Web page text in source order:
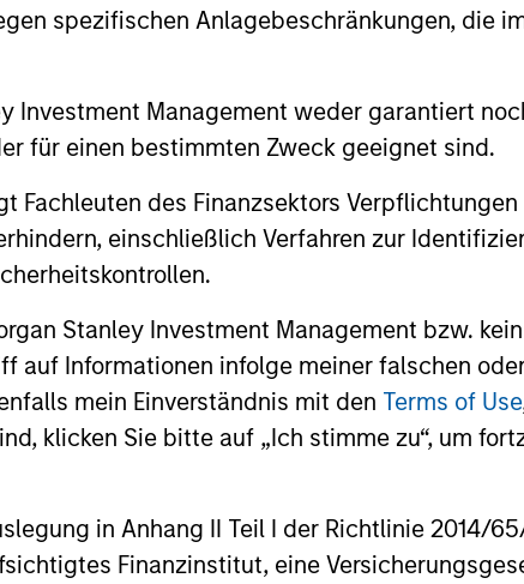
spezifischen Anlagebeschränkungen, die
Investment Management weder garantiert
für einen bestimmten Zweck geeignet sind.
Fachleuten des Finanzsektors
einschließlich Verfahren zur
Stanley Investment Management bzw.
auf Informationen infolge meiner falschen
mein Einverständnis mit den Terms of Use
klicken Sie bitte auf „Ich stimme zu“, um
in Anhang II Teil I der Richtlinie 2014/
Finanzinstitut, eine
a
of
component consists
compounders in
the quality
portfolio.
3
Genuine long-
The investment horizon
years, not months, with
on preventing the
loss of capital rather